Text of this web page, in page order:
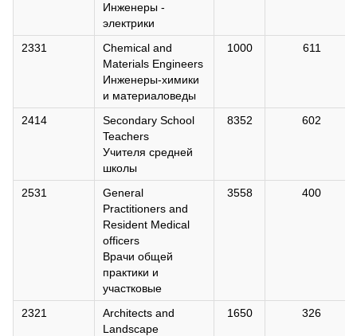
Инженеры -
электрики
2331
Chemical and
Materials Engineers
Инженеры-химики
и материаловеды
1000 611
2414
Secondary School
Teachers
Учителя средней
школы
8352 602
2531
General
Practitioners and
Resident Medical
officers
Врачи общей
практики и
участковые
3558 400
2321
Architects and
Landscape
1650 326